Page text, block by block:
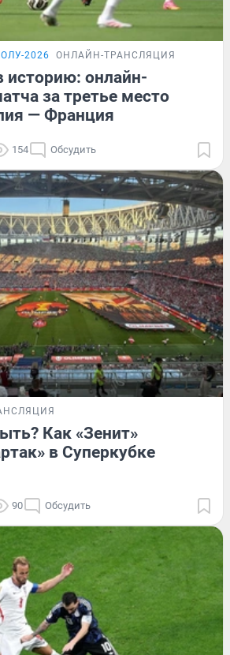
2026 ОНЛАЙН-ТРАНСЛЯЦИЯ
историю: онлайн-
за третье место
— Франция
154 Обсудить
Как «Зенит»
в Суперкубке
90 Обсудить